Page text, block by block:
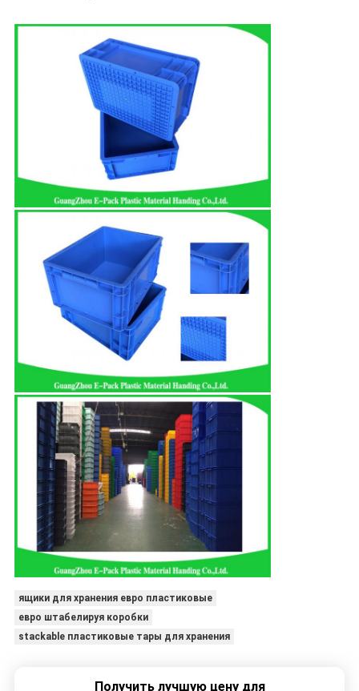
ящики для хранения евро пластиковые
евро штабелируя коробки
stackable пластиковые тары для хранения
Получить лучшую цену для